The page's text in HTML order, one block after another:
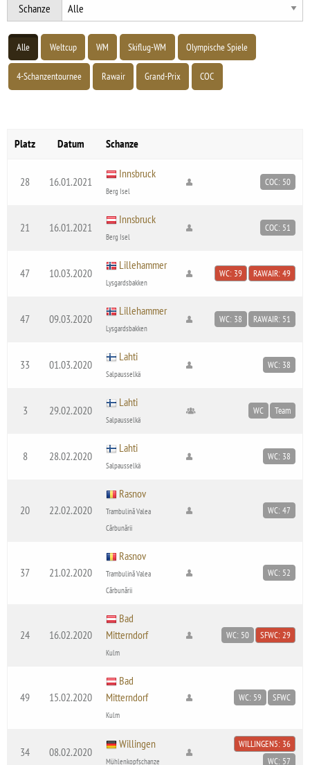
Schanze
Alle Weltcup WM Skiflug-WM Olympische Spiele
4-Schanzentournee Rawair Grand-Prix COC
Platz Datum Schanze
28 16.01.2021
Innsbruck
Berg Isel
COC: 50
21 16.01.2021
Innsbruck
Berg Isel
COC: 51
47 10.03.2020
Lillehammer
Lysgardsbakken
WC: 39 RAWAIR: 49
47 09.03.2020
Lillehammer
Lysgardsbakken
WC: 38 RAWAIR: 51
33 01.03.2020
Lahti
Salpausselkä
WC: 38
3 29.02.2020
Lahti
Salpausselkä
WC Team
8 28.02.2020
Lahti
Salpausselkä
WC: 38
20 22.02.2020
Rasnov
Trambulină Valea
Cărbunării
WC: 47
37 21.02.2020
Rasnov
Trambulină Valea
Cărbunării
WC: 52
24 16.02.2020
Bad
Mitterndorf
Kulm
WC: 50 SFWC: 29
49 15.02.2020
Bad
Mitterndorf
Kulm
WC: 59 SFWC
34 08.02.2020
Willingen
Mühlenkopfschanze
WILLINGEN5: 36
WC: 57